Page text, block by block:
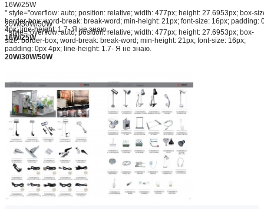
16W/25W
" style="overflow: auto; position: relative; width: 477px; height: 27.6953px; box-
border-box; word-break: break-word; min-height: 21px; font-size: 16px; padding:
4px; line-height: 1.7- Я не знаю.
16W/25W
20W/30W/50W
" style="overflow: auto; position: relative; width: 477px; height: 27.6953px; box-
size: border-box; word-break: break-word; min-height: 21px; font-size: 16px;
padding: 0px 4px; line-height: 1.7- Я не знаю.
20W/30W/50W